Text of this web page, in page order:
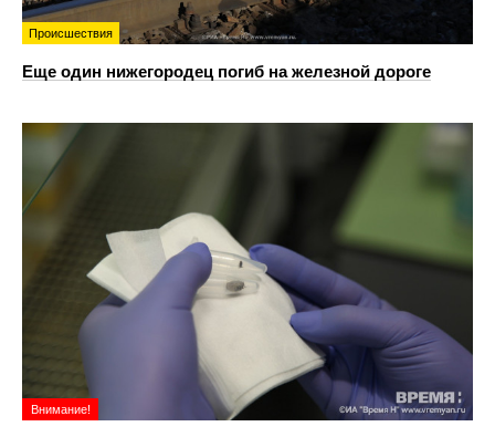
Происшествия
Еще один нижегородец погиб на железной дороге
Внимание!